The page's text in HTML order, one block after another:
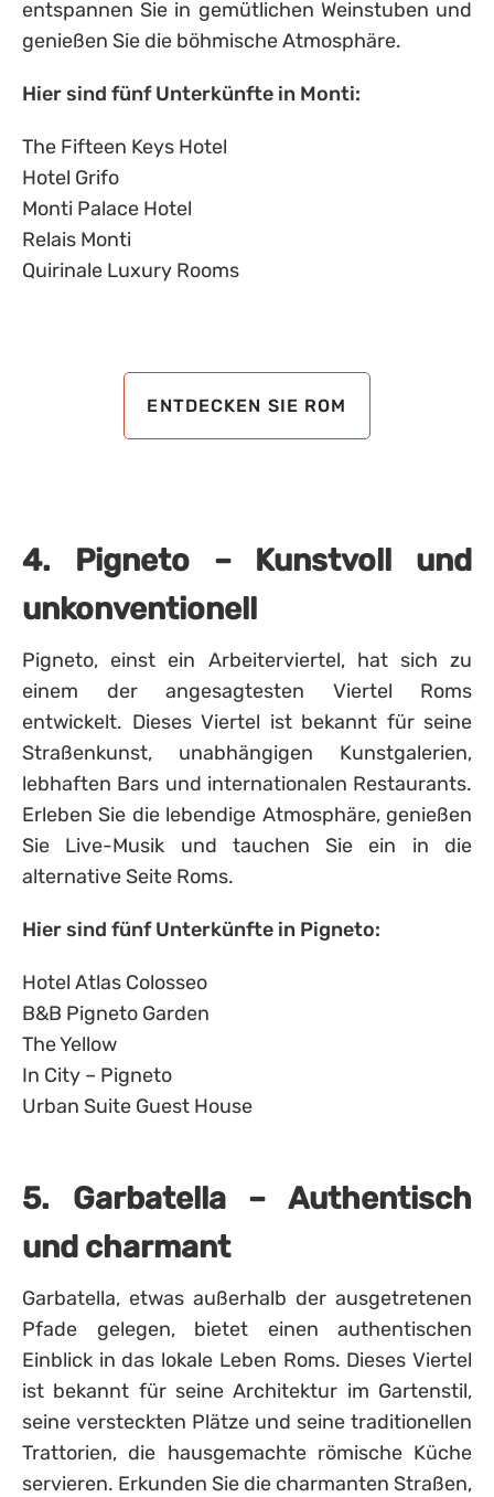
entspannen Sie in gemütlichen Weinstuben und
genießen Sie die böhmische Atmosphäre.
Hier sind fünf Unterkünfte in Monti:
The Fifteen Keys Hotel
Hotel Grifo
Monti Palace Hotel
Relais Monti
Quirinale Luxury Rooms
ENTDECKEN SIE ROM
4. Pigneto – Kunstvoll und
unkonventionell
Pigneto, einst ein Arbeiterviertel, hat sich zu
einem der angesagtesten Viertel Roms
entwickelt. Dieses Viertel ist bekannt für seine
Straßenkunst, unabhängigen Kunstgalerien,
lebhaften Bars und internationalen Restaurants.
Erleben Sie die lebendige Atmosphäre, genießen
Sie Live-Musik und tauchen Sie ein in die
alternative Seite Roms.
Hier sind fünf Unterkünfte in Pigneto:
Hotel Atlas Colosseo
B&B Pigneto Garden
The Yellow
In City – Pigneto
Urban Suite Guest House
5. Garbatella – Authentisch
und charmant
Garbatella, etwas außerhalb der ausgetretenen
Pfade gelegen, bietet einen authentischen
Einblick in das lokale Leben Roms. Dieses Viertel
ist bekannt für seine Architektur im Gartenstil,
seine versteckten Plätze und seine traditionellen
Trattorien, die hausgemachte römische Küche
servieren. Erkunden Sie die charmanten Straßen,